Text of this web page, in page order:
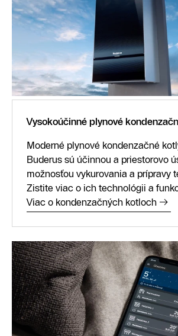
Vysokoúčinné plynové
Moderné plynové kondenzačné
Buderus sú účinnou a priestorovo
možnosťou vykurovania a prípravy
Zistite viac o ich technológii a
Viac o kondenzačných kotloch